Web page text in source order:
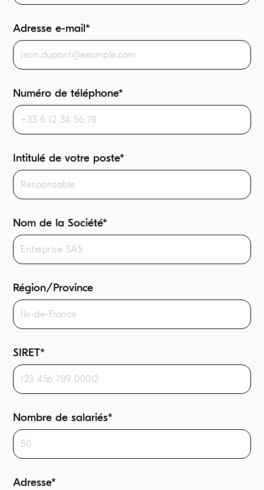
Adresse e-mail*
Numéro de téléphone*
Intitulé de votre poste*
Nom de la Société*
Région/Province
SIRET*
Nombre de salariés*
Adresse*